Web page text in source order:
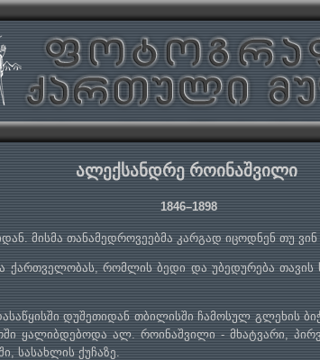
ალექსანდრე როინაშვილი
1846–1898
მისმა თანამედროვეებმა კარგად იცოდნენ თუ
ქართველობას, რომლის ბედი და უბედურება
დასაწყისში დუშეთიდან თბილისში ჩამოსულ
ყალიბდებოდა ალ. როინაშვილი - მხატვარი,
სასახლის ქუჩაზე.